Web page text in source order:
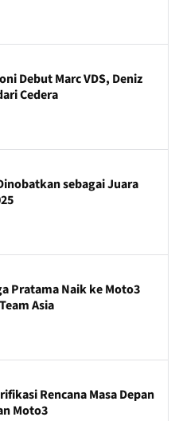
Debut Marc VDS, Deniz
Cedera
sebagai Juara
Pratama Naik ke Moto3
Asia
Rencana Masa Depan
Moto3